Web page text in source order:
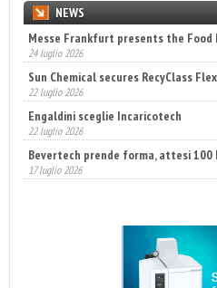
NEWS
Messe Frankfurt presents the Food
24 luglio 2026
Sun Chemical secures RecyClass
22 luglio 2026
Engaldini sceglie Incaricotech
22 luglio 2026
Bevertech prende forma, attesi 100
17 luglio 2026
Annunciati i finalisti dei Diamonds